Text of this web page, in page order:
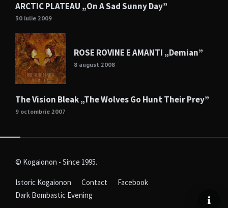
ARCTIC PLATEAU „On A Sad Sunny Day”
30 iulie 2009
ROSE ROVINE E AMANTI „Demian”
8 august 2008
The Vision Bleak „The Wolves Go Hunt Their Prey”
9 octombrie 2007
© Kogaionon - Since 1995.
Istoric Kogaionon Contact
Facebook
Dark Bombastic Evening